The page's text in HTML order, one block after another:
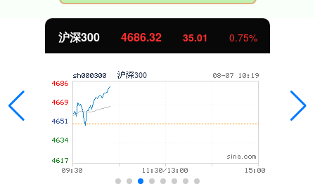
北证50 1122.44 -0.44 -0.04%